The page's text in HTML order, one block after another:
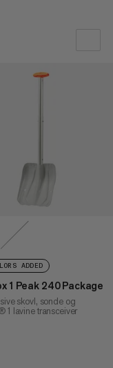
ADDED
1 Peak 240 Package
skovl, sonde og
1 lavine transceiver